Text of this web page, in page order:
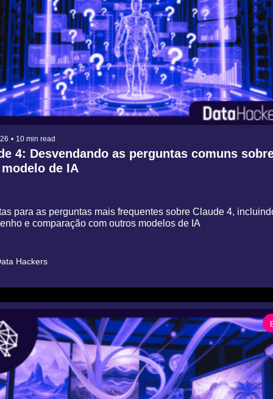
• 10 min read
4: Desvendando as perguntas comuns
de IA
para as perguntas mais frequentes sobre Claude 4,
e comparação com outros modelos de IA
Hackers